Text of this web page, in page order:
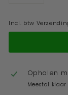
Incl. btw
Ophalen
Meestal